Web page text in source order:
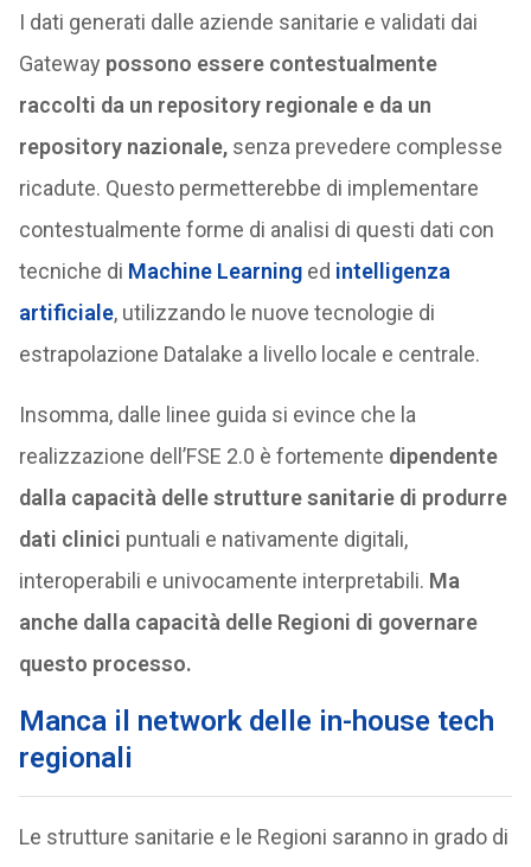
I dati generati dalle aziende sanitarie e validati dai
Gateway possono essere contestualmente
raccolti da un repository regionale e da un
repository nazionale,senza prevedere complesse
ricadute. Questo permetterebbe di implementare
contestualmente forme di analisi di questi dati con
tecniche di Machine Learninged intelligenza
artificiale, utilizzando le nuove tecnologie di
estrapolazione Datalake a livello locale e centrale.
Insomma, dalle linee guida si evince che la
realizzazione dell’FSE 2.0 è fortemente dipendente
dalla capacità delle strutture sanitarie di produrre
dati clinici puntuali e nativamente digitali,
interoperabili e univocamente interpretabili. Ma
anche dalla capacità delle Regioni di governare
questo processo.
Manca il network delle in-house tech
regionali
Le strutture sanitarie e le Regioni saranno in grado di